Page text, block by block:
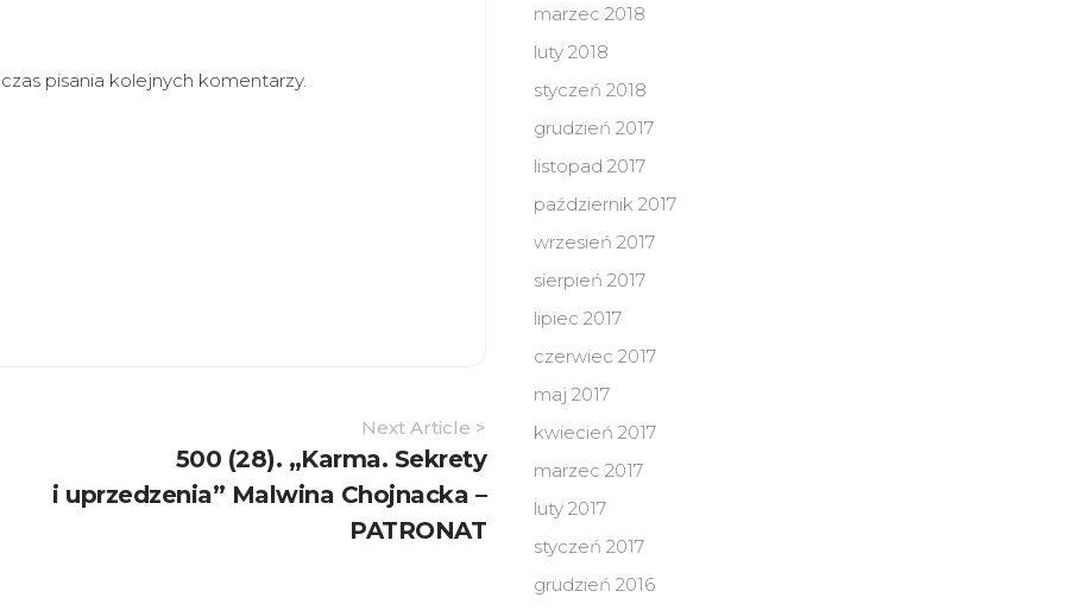
pisania kolejnych komentarzy.
Next Article >
500 (28). „Karma. Sekrety
i uprzedzenia” Malwina Chojnacka –
PATRONAT
marzec 2018
luty 2018
styczeń 2018
grudzień 2017
listopad 2017
październik 2017
wrzesień 2017
sierpień 2017
lipiec 2017
czerwiec 2017
maj 2017
kwiecień 2017
marzec 2017
luty 2017
styczeń 2017
grudzień 2016